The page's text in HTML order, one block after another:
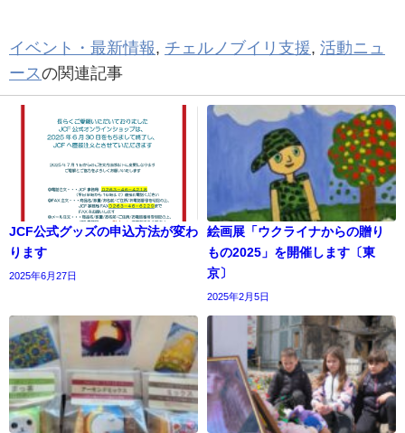
イベント・最新情報, チェルノブイリ支援, 活動ニュ
ースの関連記事
JCF公式グッズの申込方法が変わ
ります
2025年6月27日
絵画展「ウクライナからの贈り
もの2025」を開催します〔東
京〕
2025年2月5日